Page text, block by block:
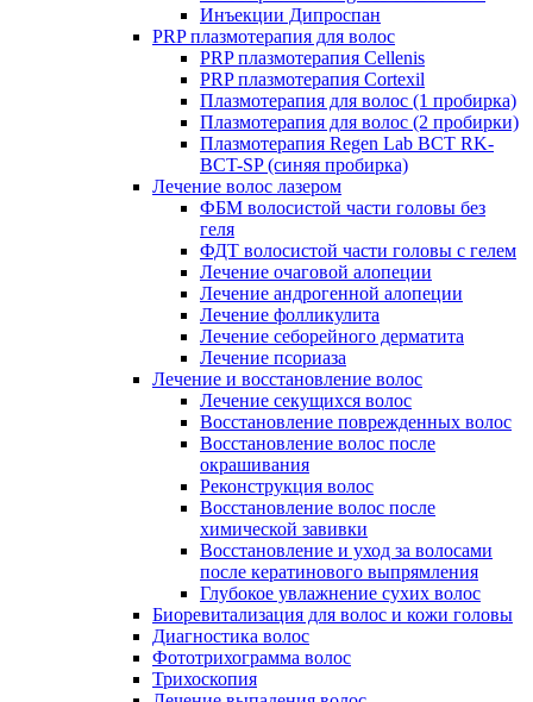
Инъекции Дипроспан
PRP плазмотерапия для волос
PRP плазмотерапия Cellenis
PRP плазмотерапия Cortexil
Плазмотерапия для волос (1 пробирка)
Плазмотерапия для волос (2 пробирки)
Плазмотерапия Regen Lab BCT RK-
BCT-SP (синяя пробирка)
Лечение волос лазером
ФБМ волосистой части головы без
геля
ФДТ волосистой части головы с гелем
Лечение очаговой алопеции
Лечение андрогенной алопеции
Лечение фолликулита
Лечение себорейного дерматита
Лечение псориаза
Лечение и восстановление волос
Лечение секущихся волос
Восстановление поврежденных волос
Восстановление волос после
окрашивания
Реконструкция волос
Восстановление волос после
химической завивки
Восстановление и уход за волосами
после кератинового выпрямления
Глубокое увлажнение сухих волос
Биоревитализация для волос и кожи головы
Диагностика волос
Фототрихограмма волос
Трихоскопия